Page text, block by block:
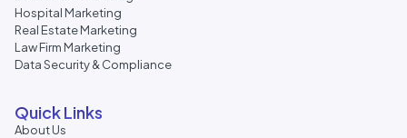
Hospital Marketing
Real Estate Marketing
Law Firm Marketing
Data Security & Compliance
Quick Links
About Us